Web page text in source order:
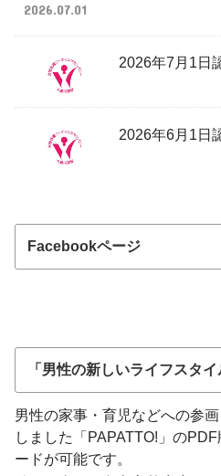
2026.07.01
2026年7月1日
2026年6月1日
Facebookページ
「男性の新しいライフスタ
男性の家事・育児などへの参
しました「PAPATTO!」の
ードが可能です。